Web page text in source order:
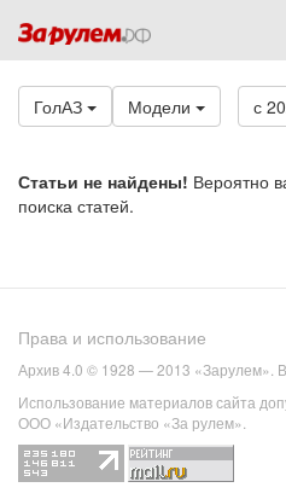
ГолАЗ Модели с
Статьи не найдены! Вероятно
поиска статей.
Права и использование
Архив 4.0 © 1928 — 2013 «Зарулем».
Использование материалов сайта
ООО «Издательство «За рулем».